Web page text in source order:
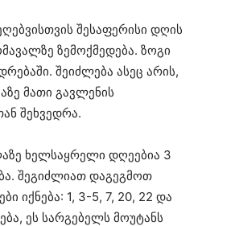
შესაფერისი დღის
ზემოქმედება. ზოგი
შეიძლება ასეც არის,
მათი გავლენის
შეხვედრა.
ხელსაყრელი დღეებია 3
შეგიძლიათ დაგეგმოთ
იქნება: 1, 3-5, 7, 20, 22 და
ეს სარგებელს მოუტანს